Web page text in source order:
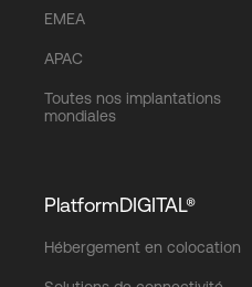
EMEA
APAC
Toutes nos implantations
mondiales
PlatformDIGITAL®
Hébergement en colocation